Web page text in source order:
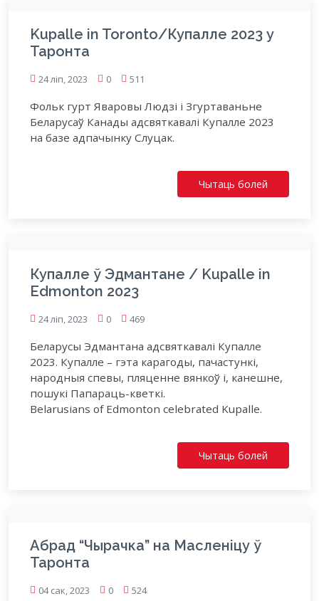
Kupalle in Toronto/Купалле 2023 у
Таронта
24 ліп, 2023 0 511
Фольк гурт Яваровы Людзі і Згуртаваньне
Беларусаў Канады адсвяткавалі Купалле 2023
на базе адпачынку Слуцак.
Чытаць болей
Купалле ў Эдмантане / Kupalle in
Edmonton 2023
24 ліп, 2023 0 469
Беларусы Эдмантана адсвяткавалі Купалле
2023. Купалле – гэта карагоды, пачастункі,
народныя спевы, пляценне вянкоў і, канешне,
пошукі Папараць-кветкі.
Belarusians of Edmonton celebrated Kupalle.
Чытаць болей
Абрад “Чырачка” на Масленіцу ў
Таронта
04 сак, 2023 0 524